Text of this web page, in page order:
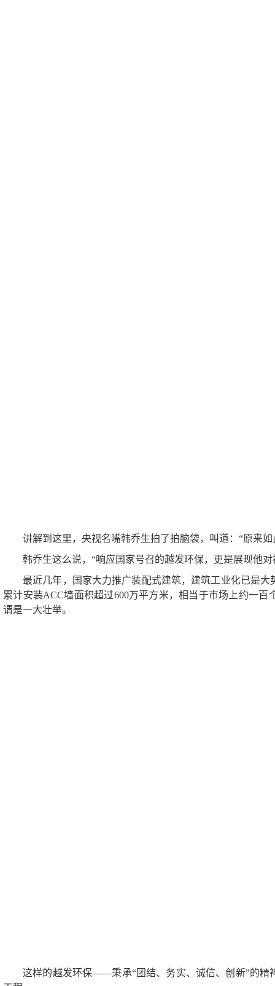
讲解到这里，央视名嘴韩乔生拍了拍脑袋，叫道：“原来如
韩乔生这么说，“响应国家号召的越发环保，更是展现他
最近几年，国家大力推广装配式建筑，建筑工业化已是
累计安装ACC墙面积超过600万平方米，相当于市场上约一
谓是一大壮举。
这样的越发环保——秉承“团结、务实、诚信、创新”的精